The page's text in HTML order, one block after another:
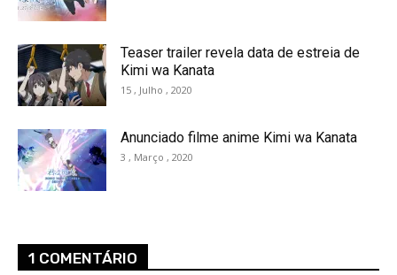
Teaser trailer revela data de estreia de
Kimi wa Kanata
15 , Julho , 2020
Anunciado filme anime Kimi wa Kanata
3 , Março , 2020
1 COMENTÁRIO